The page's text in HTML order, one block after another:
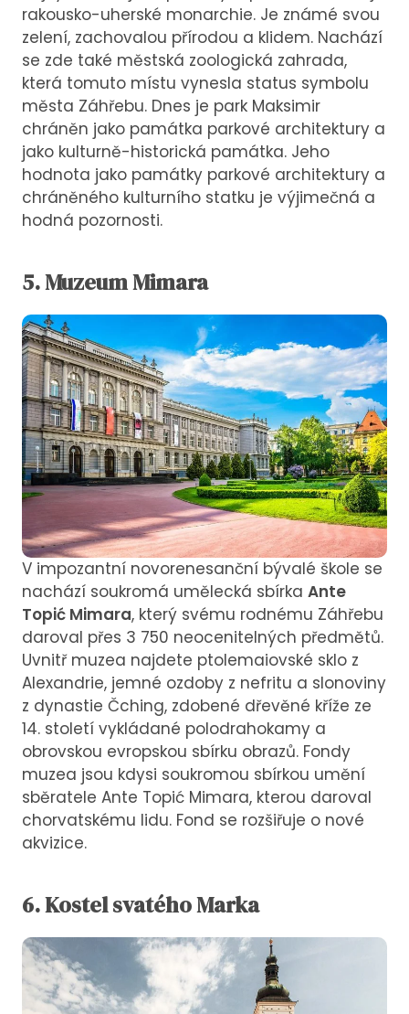
rakousko-uherské monarchie. Je známé svou
zelení, zachovalou přírodou a klidem. Nachází
se zde také městská zoologická zahrada,
která tomuto místu vynesla status symbolu
města Záhřebu. Dnes je park Maksimir
chráněn jako památka parkové architektury a
jako kulturně-historická památka. Jeho
hodnota jako památky parkové architektury a
chráněného kulturního statku je výjimečná a
hodná pozornosti.
5. Muzeum Mimara
V impozantní novorenesanční bývalé škole se
nachází soukromá umělecká sbírka Ante
Topić Mimara, který svému rodnému Záhřebu
daroval přes 3 750 neocenitelných předmětů.
Uvnitř muzea najdete ptolemaiovské sklo z
Alexandrie, jemné ozdoby z nefritu a slonoviny
z dynastie Čching, zdobené dřevěné kříže ze
14. století vykládané polodrahokamy a
obrovskou evropskou sbírku obrazů. Fondy
muzea jsou kdysi soukromou sbírkou umění
sběratele Ante Topić Mimara, kterou daroval
chorvatskému lidu. Fond se rozšiřuje o nové
akvizice.
6. Kostel svatého Marka